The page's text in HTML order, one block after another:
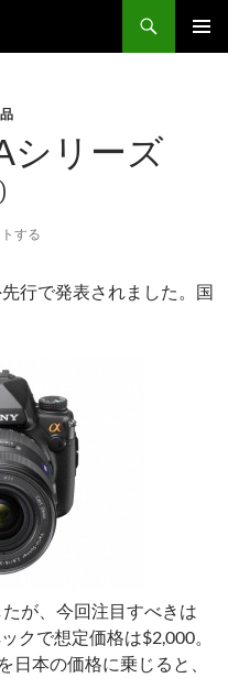
シリーズ
する
行で発表されました。国
が、今回注目すべきは
クで想定価格は$2,000。
日本の価格に乗じると、